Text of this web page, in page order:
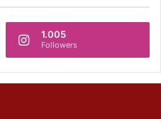
1.005
Followers